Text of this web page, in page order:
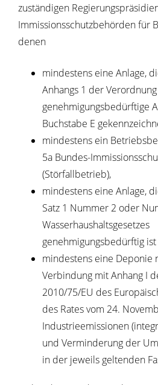
zuständigen
Immissionsschutzbehörden für
denen
mindestens eine Anlage,
Anhangs 1 der
genehmigungsbedürftige
Buchstabe E
mindestens ein
5a Bundes-
(Störfallbetrieb),
mindestens eine Anlage,
Satz 1 Nummer 2 oder
Wasserhaushaltsgesetzes
genehmigungsbedürftig
mindestens eine Deponie
Verbindung mit Anhang I
2010/75/EU des
des Rates vom 24.
Industrieemissionen
und Verminderung der
in der jeweils geltenden